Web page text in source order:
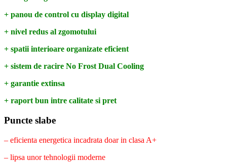
+ panou de control cu display digital
+ nivel redus al zgomotului
+ spatii interioare organizate eficient
+ sistem de racire No Frost Dual Cooling
+ garantie extinsa
+ raport bun intre calitate si pret
Puncte slabe
– eficienta energetica incadrata doar in clasa A+
– lipsa unor tehnologii moderne